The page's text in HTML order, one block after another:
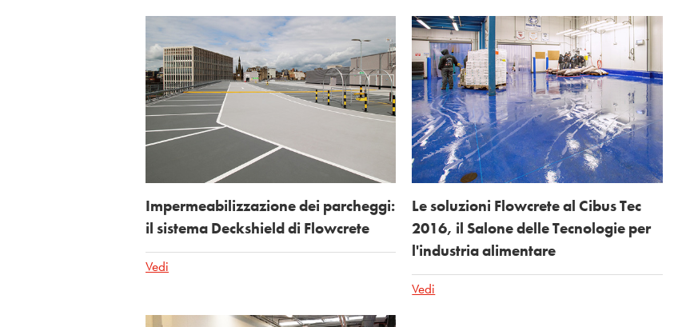
Impermeabilizzazione dei parcheggi:
il sistema Deckshield di Flowcrete
Vedi
Le soluzioni Flowcrete al Cibus Tec
2016, il Salone delle Tecnologie per
l'industria alimentare
Vedi